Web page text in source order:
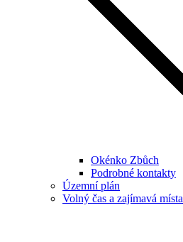
Okénko Zbůch
Podrobné kontakty
Územní plán
Volný čas a zajímavá místa